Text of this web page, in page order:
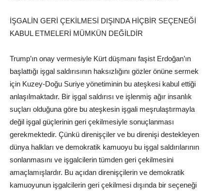
İŞGALİN GERİ ÇEKİLMESİ DIŞINDA HİÇBİR SEÇENEĞİ
KABUL ETMELERİ MÜMKÜN DEĞİLDİR
Trump’ın onay vermesiyle Kürt düşmanı faşist Erdoğan’ın
başlattığı işgal saldırısının haksızlığını gözler önüne sermek
için Kuzey-Doğu Suriye yönetiminin bu ateşkesi kabul ettiği
anlaşılmaktadır. Bir işgal saldırısı ve işlenmiş ağır insanlık
suçları olduğuna göre bu ateşkesin işgali meşrulaştırmayla
değil işgal güçlerinin geri çekilmesiyle sonuçlanması
gerekmektedir. Çünkü direnişçiler ve bu direnişi destekleyen
dünya halkları ve demokratik kamuoyu bu işgal saldırılarının
sonlanmasını ve işgalcilerin tümden geri çekilmesini
amaçlamışlardır. Bu açıdan direnişçilerin ve demokratik
kamuoyunun işgalcilerin geri çekilmesi dışında bir seçeneği